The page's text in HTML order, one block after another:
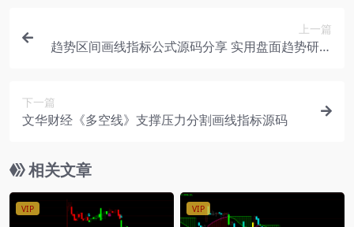
上一篇
趋势区间画线指标公式源码分享 实用盘面趋势研判
下一篇
文华财经《多空线》支撑压力分割画线指标源码
相关文章
VIP VIP